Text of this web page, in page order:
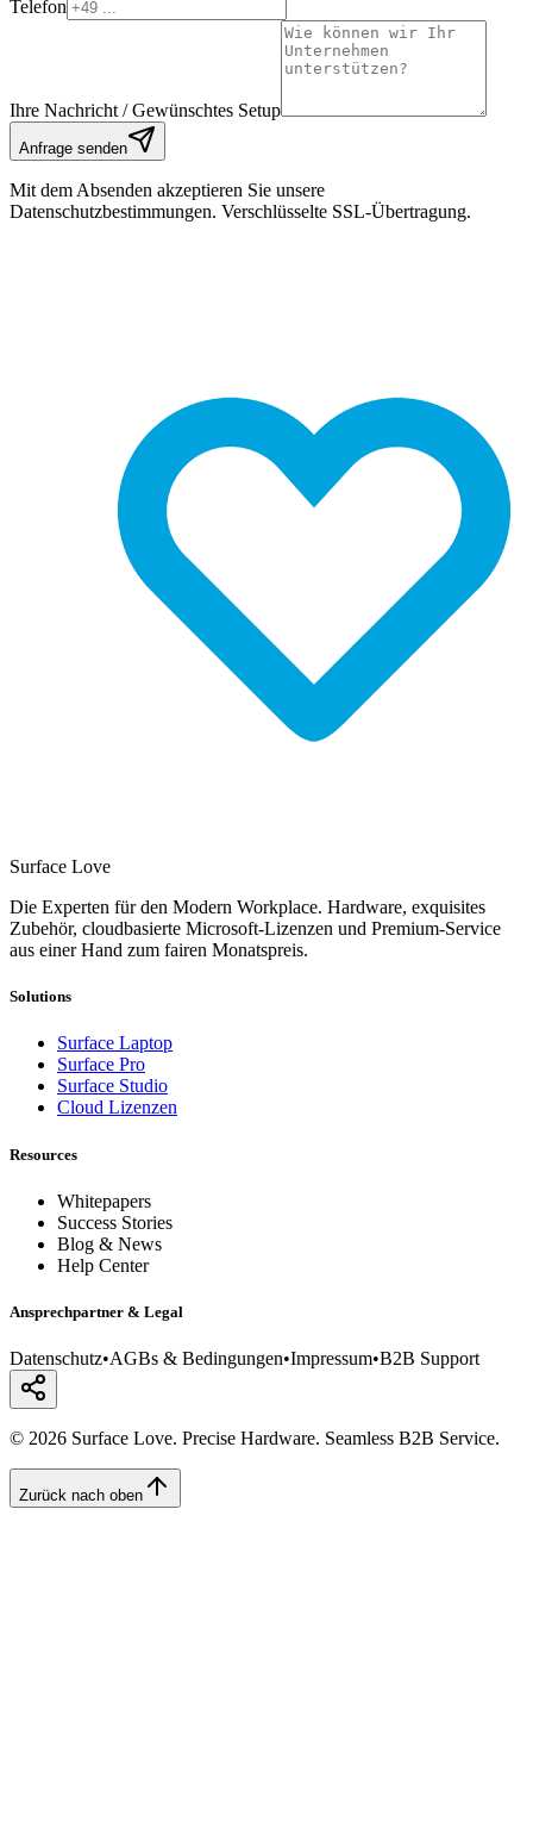
Telefon
Ihre Nachricht / Gewünschtes Setup
Anfrage senden
Mit dem Absenden akzeptieren Sie unsere
Datenschutzbestimmungen. Verschlüsselte SSL-Übertragung.
Surface Love
Die Experten für den Modern Workplace. Hardware, exquisites
Zubehör, cloudbasierte Microsoft-Lizenzen und Premium-Service
aus einer Hand zum fairen Monatspreis.
Solutions
Surface Laptop
Surface Pro
Surface Studio
Cloud Lizenzen
Resources
Whitepapers
Success Stories
Blog & News
Help Center
Ansprechpartner & Legal
Datenschutz•AGBs & Bedingungen•Impressum•B2B Support
© 2026 Surface Love. Precise Hardware. Seamless B2B Service.
Zurück nach oben